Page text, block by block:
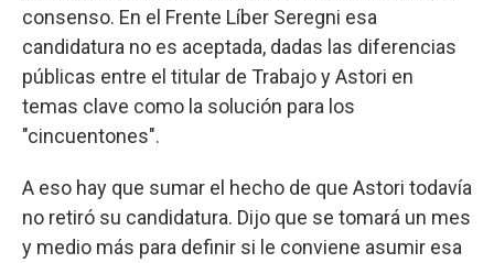
consenso. En el Frente Líber Seregni esa
candidatura no es aceptada, dadas las diferencias
públicas entre el titular de Trabajo y Astori en
temas clave como la solución para los
"cincuentones".
A eso hay que sumar el hecho de que Astori todavía
no retiró su candidatura. Dijo que se tomará un mes
y medio más para definir si le conviene asumir esa